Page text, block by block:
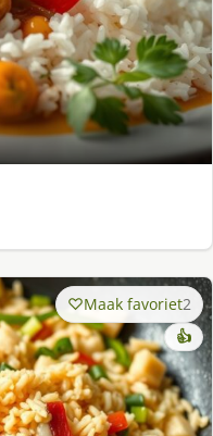
Maak favoriet2
👍